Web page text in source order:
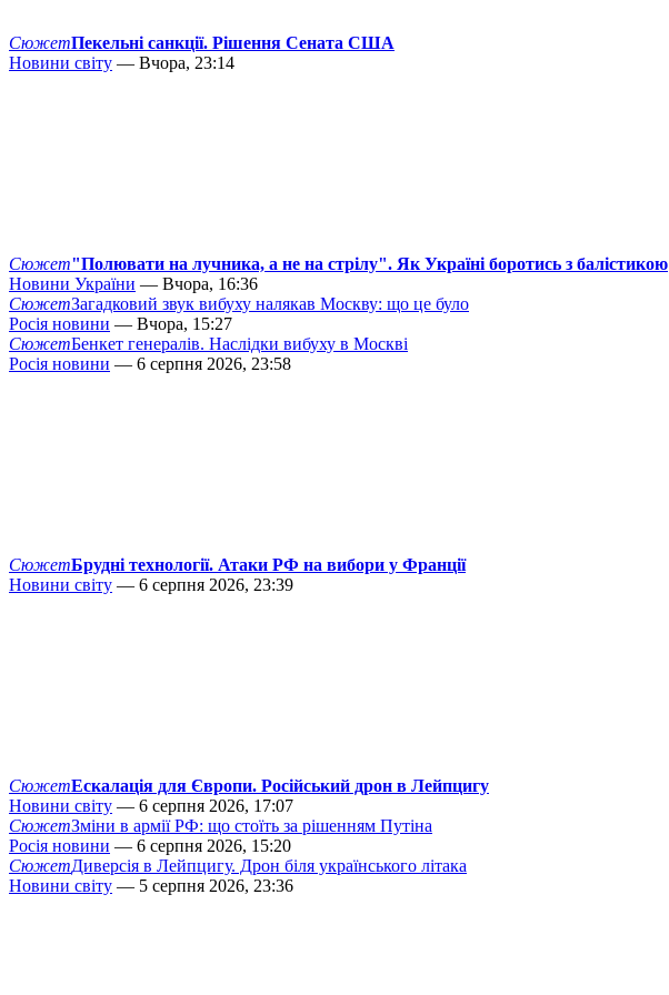
СюжетПекельні санкції. Рішення Сената США
Новини світу — Вчора, 23:14
Сюжет"Полювати на лучника, а не на стрілу". Як Україні боротись з балістикою
Новини України — Вчора, 16:36
СюжетЗагадковий звук вибуху налякав Москву: що це було
Росія новини — Вчора, 15:27
СюжетБенкет генералів. Наслідки вибуху в Москві
Росія новини — 6 серпня 2026, 23:58
СюжетБрудні технології. Атаки РФ на вибори у Франції
Новини світу — 6 серпня 2026, 23:39
СюжетЕскалація для Європи. Російський дрон в Лейпцигу
Новини світу — 6 серпня 2026, 17:07
СюжетЗміни в армії РФ: що стоїть за рішенням Путіна
Росія новини — 6 серпня 2026, 15:20
СюжетДиверсія в Лейпцигу. Дрон біля українського літака
Новини світу — 5 серпня 2026, 23:36